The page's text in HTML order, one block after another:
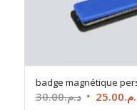
badge magnétique
د.م.30.00
Le 25.00